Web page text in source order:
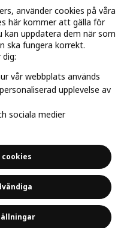
Cookiepolicy
leveransvillkorBolagsinformation
för tjänster
använder cookies på våra
här kommer att gälla för
kan uppdatera dem när som
ska fungera korrekt.
vår webbplats används
upplevelse av
sociala medier